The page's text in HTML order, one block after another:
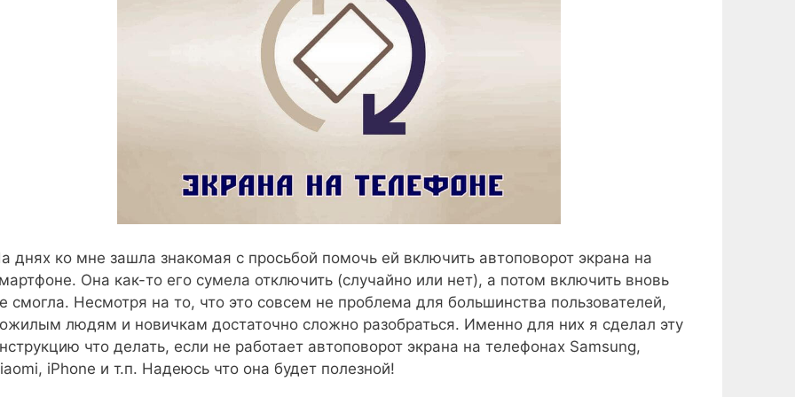
днях ко мне зашла знакомая с просьбой помочь ей включить автоповорот экрана на
Она как-то его сумела отключить (случайно или нет), а потом включить вновь
смогла. Несмотря на то, что это совсем не проблема для большинства пользователей,
людям и новичкам достаточно сложно разобраться. Именно для них я сделал эту
что делать, если не работает автоповорот экрана на телефонах Samsung,
iPhone и т.п. Надеюсь что она будет полезной!